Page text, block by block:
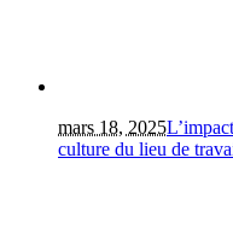
mars 18, 2025
culture du lieu de